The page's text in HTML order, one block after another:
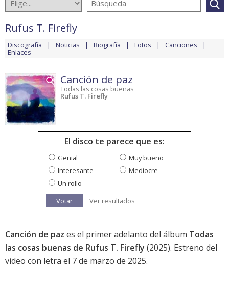
Rufus T. Firefly
Discografía Noticias Biografía Fotos Canciones
Enlaces
Canción de paz
Todas las cosas buenas
Rufus T. Firefly
El disco te parece que es:
Genial
Muy bueno
Interesante
Mediocre
Un rollo
Votar
Ver resultados
Canción de paz es el primer adelanto del álbum Todas
las cosas buenas de Rufus T. Firefly (2025). Estreno del
video con letra el 7 de marzo de 2025.